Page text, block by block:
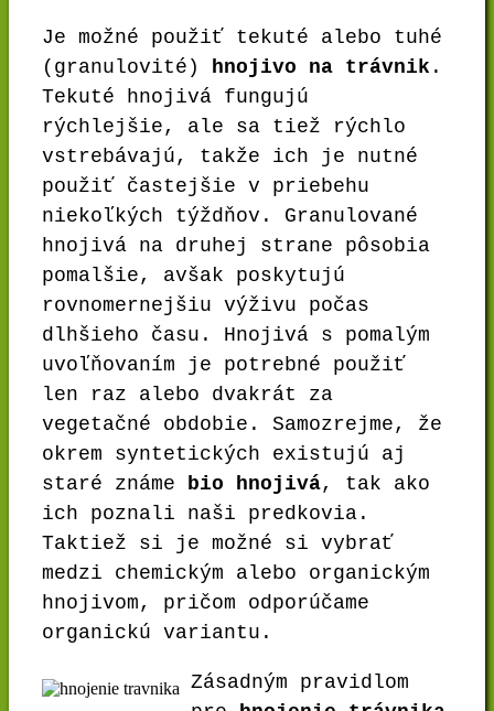
Je možné použiť tekuté alebo tuhé
(granulovité)
hnojivo na trávnik .
Tekuté hnojivá fungujú
rýchlejšie, ale sa tiež rýchlo
vstrebávajú, takže ich je nutné
použiť častejšie v priebehu
niekoľkých týždňov. Granulované
hnojivá na druhej strane pôsobia
pomalšie, avšak poskytujú
rovnomernejšiu výživu počas
dlhšieho času. Hnojivá s pomalým
uvoľňovaním je potrebné použiť
len raz alebo dvakrát za
vegetačné obdobie. Samozrejme, že
okrem syntetických existujú aj
staré známe
bio hnojivá, tak ako
ich poznali naši predkovia.
Taktiež si je možné si vybrať
medzi chemickým alebo organickým
hnojivom, pričom odporúčame
organickú variantu.
Zásadným pravidlom